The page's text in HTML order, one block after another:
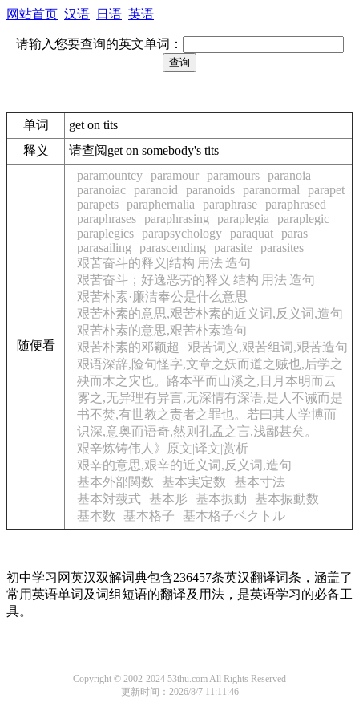
网站首页 汉语 日语 英语
请输入您要查询的英文单词：
单词
get on tits
释义
请查阅get on somebody's tits
随便看
paramountcy paramour paramours paranoia
paranoiac paranoid paranoids paranormal
parapet
parapets paraphernalia paraphrase paraphrased
paraphrases paraphrasing paraplegia
paraplegic
paraplegics parapsychology paraquat paras
parasailing
parascending parasite parasites
艰苦奋斗的释义|结构|用法|造句
艰苦奋斗；好逸恶劳的释义|结构|用法|造句
艰苦朴素·廉洁奉公是什么意思
艰苦朴素的意思,艰苦朴素的近义词,反义词,造句
艰苦朴素的意思,艰苦朴素造句
艰苦朴素的邓颖超
艰苦词义,艰苦组词,艰苦造句
艰语深辞,险句怪字,文章之妖而道之贼也,后学之
殃而木之灾也。路本平而山溪之,日月本明而云
雾之,无异理有异言,无深情有深语,是人不诫而是
书不焚,有世教之责者之罪也。若曰其人学博而
识深,意奥而语奇,然则孔孟之言,浅鄙甚矣。
艰辛炼铸伟人》原文|译文|赏析
艰辛的意思,艰辛的近义词,反义词,造句
基本外部関数
基本実定数
基本寸法
基本対臷式
基本形 基本振動
基本振動数
基本数
基本格子 基本格子ベクトル
初中学习网英汉双解词典包含236457条英汉翻译词条，涵盖了
常用英语单词及词组短语的翻译及用法，是英语学习的必备工
具。
Copyright © 2002-2024 53thu.com All Rights Reserved
更新时间：2026/8/7 11:11:46